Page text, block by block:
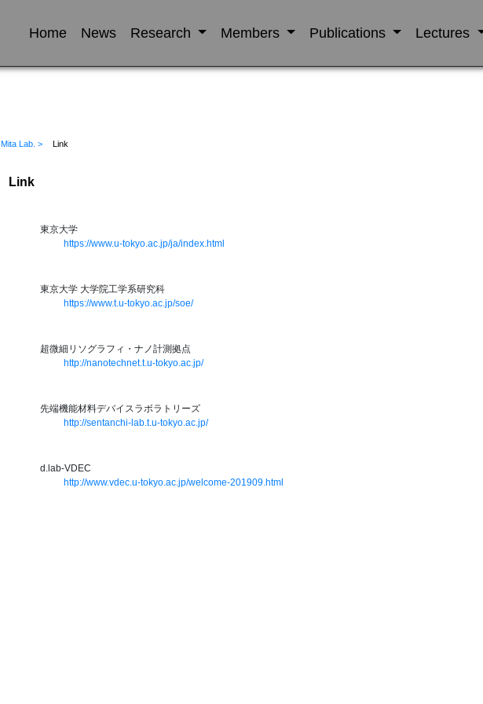
Home News Research Members Publications Lectures
Mita Lab. > Link
Link
東京大学
https://www.u-tokyo.ac.jp/ja/index.html
東京大学 大学院工学系研究科
https://www.t.u-tokyo.ac.jp/soe/
超微細リソグラフィ・ナノ計測拠点
http://nanotechnet.t.u-tokyo.ac.jp/
先端機能材料デバイスラボラトリーズ
http://sentanchi-lab.t.u-tokyo.ac.jp/
d.lab-VDEC
http://www.vdec.u-tokyo.ac.jp/welcome-201909.html